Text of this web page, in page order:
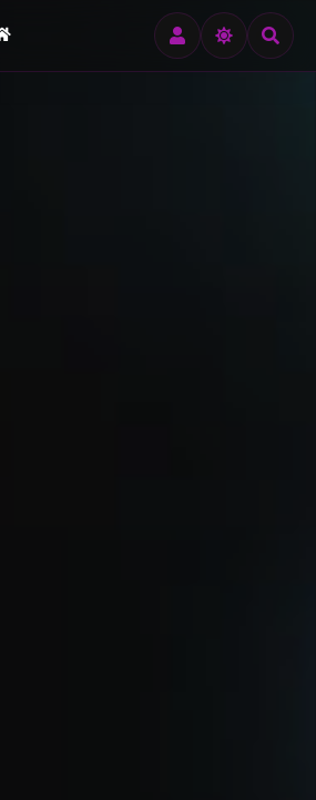
ورود